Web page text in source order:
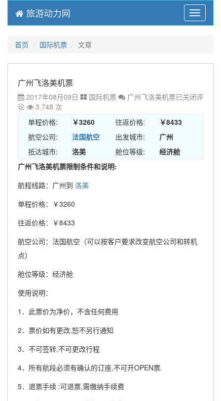
Menu
旅游动力网
首页 国际机票 文章
广州飞洛美机票
2017年08月09日 国际机票 广州飞洛美机票已关闭评
论
3,748 次
单程价格:
￥3260 往返价格:
￥8433
航空公司:
法国航空 出发城市:
广州
抵达城市:
洛美 舱位等级:
经济舱
广州飞洛美机票限制条件和说明:
航程线路：广州到 洛美
单程价格：￥3260
往返价格：￥8433
航空公司：法国航空（可以按客户要求改变航空公司和转机
点）
舱位等级：经济舱
使用说明：
1．此票价为净价，不含任何费用
2．票价如有更改,恕不另行通知
3．不可签转,不可更改行程
4．所有航段必须有确认的订座,不可开OPEN票.
5．退票手续 :可退票,需缴纳手续费